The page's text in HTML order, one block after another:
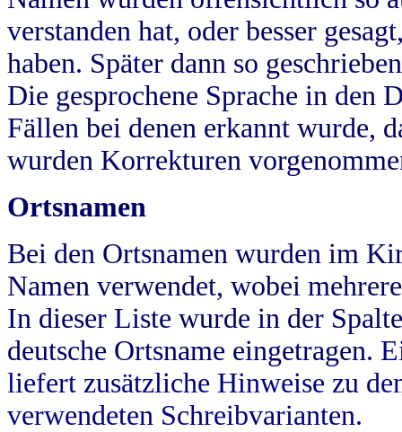
verstanden hat, oder besser
haben. Später dann so
Die gesprochene Sprache in
Fällen bei denen erkannt wurde,
wurden Korrekturen
Ortsnamen
Bei den Ortsnamen wurden im
Namen verwendet, wobei
In dieser Liste wurde in der
deutsche Ortsname eingetragen.
liefert zusätzliche Hinweise zu
verwendeten Schreibvarianten.